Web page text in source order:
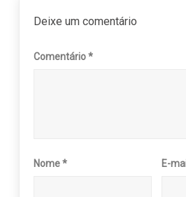
Deixe um comentário
Comentário*
Nome* E-